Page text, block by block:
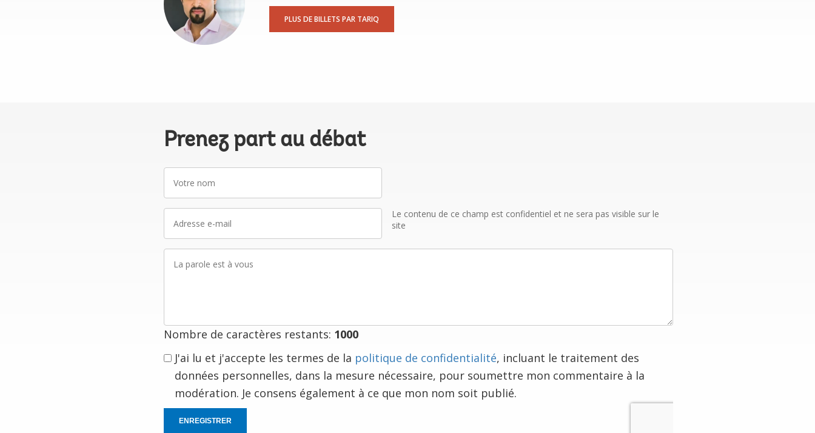
PLUS DE BILLETS PAR TARIQ
Prenez part au débat
nom
Le contenu de ce champ est confidentiel et ne sera pas visible sur le
site
parole
Nombre de caractères restants: 1000
J'ai lu et j'accepte les termes de la politique de confidentialité, incluant le traitement des
données personnelles, dans la mesure nécessaire, pour soumettre mon commentaire à la
modération. Je consens également à ce que mon nom soit publié.
ENREGISTRER